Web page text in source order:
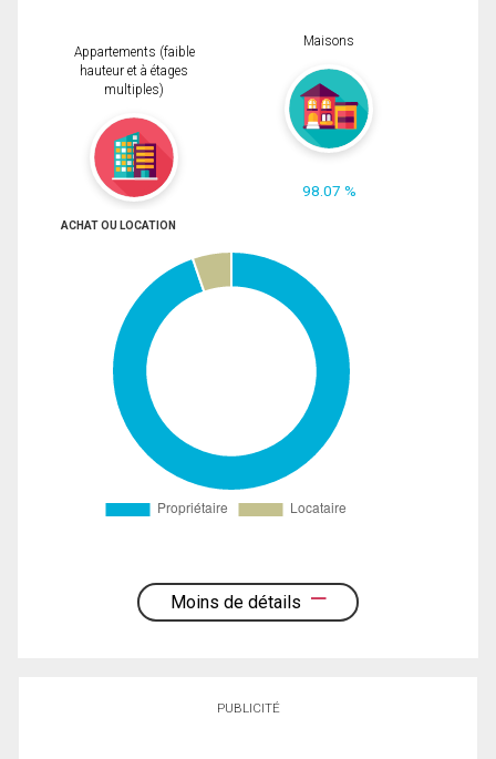
Appartements (faible
hauteur et à étages
multiples)
Maisons
98.07 %
ACHAT OU LOCATION
Moins de détails
PUBLICITÉ